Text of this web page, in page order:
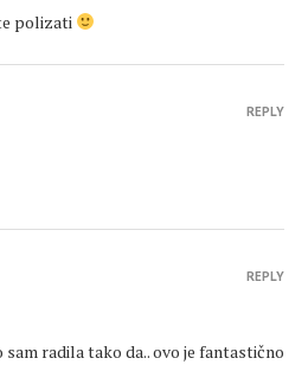
polizati
REPLY
radila tako da.. ovo je fantastično
REPLY